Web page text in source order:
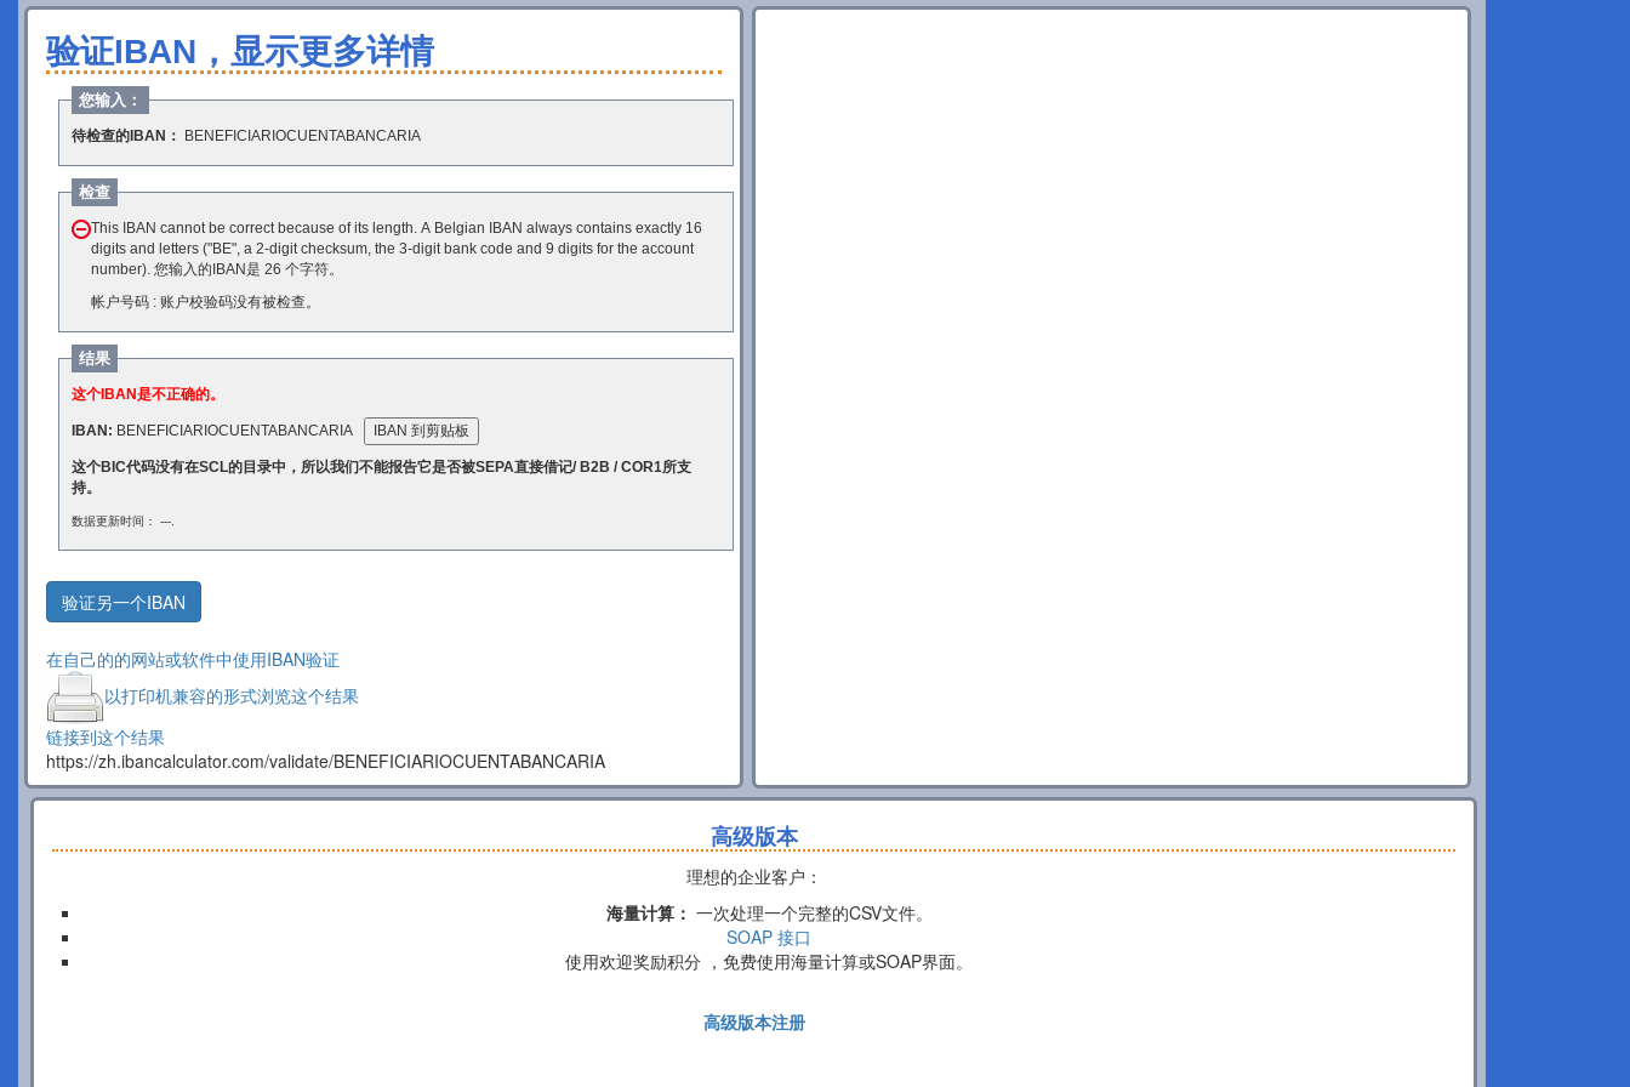
验证IBAN，显示更多详情
您输入：
待检查的IBAN： BENEFICIARIOCUENTABANCARIA
检查
This IBAN cannot be correct because of its length. A Belgian IBAN always contains exactly 16
digits and letters ("BE", a 2-digit checksum, the 3-digit bank code and 9 digits for the account
number). 您输入的IBAN是 26 个字符。
帐户号码 : 账户校验码没有被检查。
结果
这个IBAN是不正确的。
IBAN: BENEFICIARIOCUENTABANCARIA IBAN 到剪贴板
这个BIC代码没有在SCL的目录中，所以我们不能报告它是否被SEPA直接借记/ B2B / COR1所支
持。
数据更新时间： ---.
验证另一个IBAN
在自己的的网站或软件中使用IBAN验证
以打印机兼容的形式浏览这个结果
链接到这个结果
https://zh.ibancalculator.com/validate/BENEFICIARIOCUENTABANCARIA
高级版本
理想的企业客户：
海量计算： 一次处理一个完整的CSV文件。
SOAP 接口
使用欢迎奖励积分 ，免费使用海量计算或SOAP界面。
高级版本注册